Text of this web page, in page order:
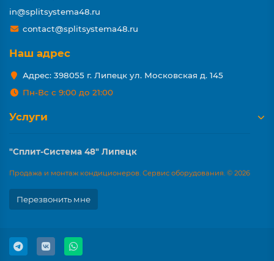
in@splitsystema48.ru
contact@splitsystema48.ru
Наш адрес
Адрес: 398055 г. Липецк ул. Московская д. 145
Пн-Вс с 9:00 до 21:00
Услуги
"Сплит-Система 48" Липецк
Продажа и монтаж кондиционеров. Сервис оборудования. © 2026
Перезвонить мне